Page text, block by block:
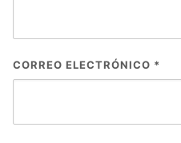
CORREO ELECTRÓNICO *